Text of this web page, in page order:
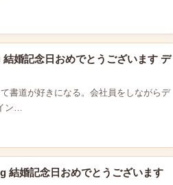
婚記念日おめでとうございます デ
書道が好きになる。会社員をしながらデ
ン…
結婚記念日おめでとうございます